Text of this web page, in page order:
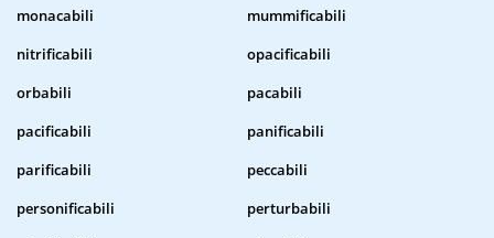
monacabili
mummificabili
nitrificabili
opacificabili
orbabili
pacabili
pacificabili
panificabili
parificabili
peccabili
personificabili
perturbabili